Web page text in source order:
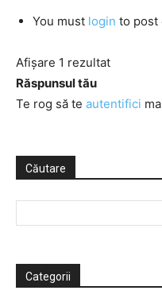
You must login to post
Afișare 1 rezultat
Răspunsul tău
Te rog să te autentifici
Căutare
Categorii